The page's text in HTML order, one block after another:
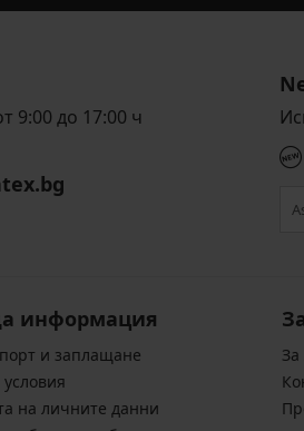
9:00 до 17:00 ч
информация
и заплащане
на личните данни
За